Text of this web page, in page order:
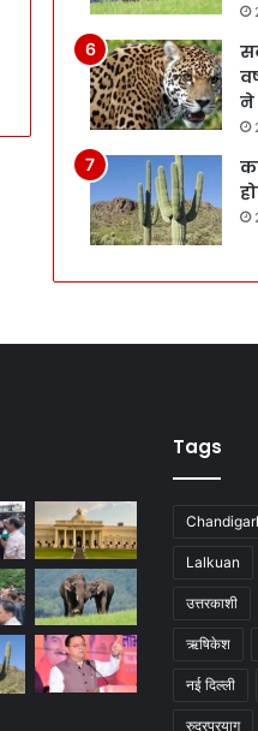
ने
Tags
Lalkuan
उत्तरकाशी
ऋषिकेश
नई दिल्ली
रुद्रप्रयाग